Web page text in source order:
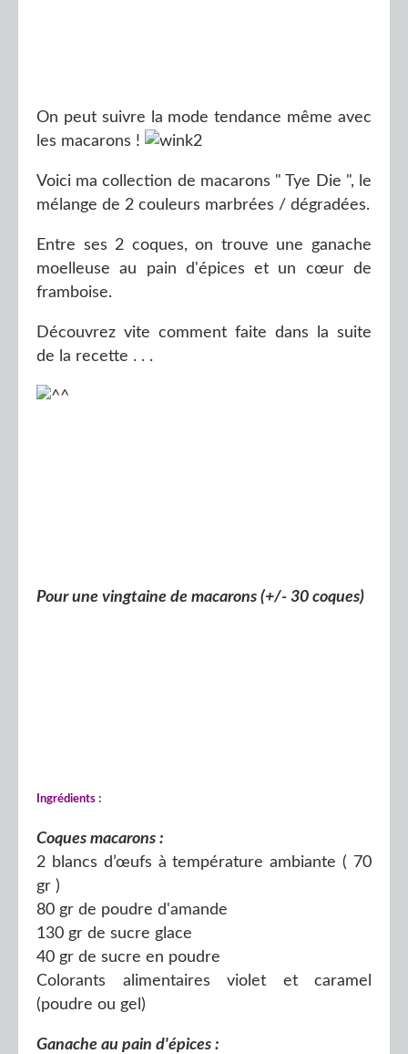
On peut suivre la mode tendance même avec
les macarons !
Voici ma collection de macarons " Tye Die ", le
mélange de 2 couleurs marbrées / dégradées.
Entre ses 2 coques, on trouve une ganache
moelleuse au pain d'épices et un cœur de
framboise.
Découvrez vite comment faite dans la suite
de la recette . . .
Pour une vingtaine de macarons (+/- 30 coques)
Ingrédients :
Coques macarons :
2 blancs d’œufs à température ambiante ( 70
gr )
80 gr de poudre d'amande
130 gr de sucre glace
40 gr de sucre en poudre
Colorants alimentaires violet et caramel
(poudre ou gel)
Ganache au pain d'épices :